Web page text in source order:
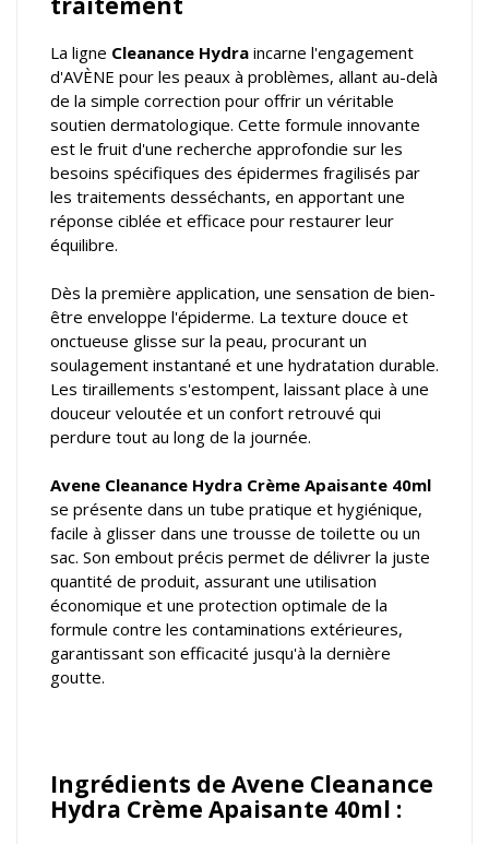
La ligne Cleanance Hydra incarne l'engagement
d'AVÈNE pour les peaux à problèmes, allant au-delà
de la simple correction pour offrir un véritable
soutien dermatologique. Cette formule innovante
est le fruit d'une recherche approfondie sur les
besoins spécifiques des épidermes fragilisés par
les traitements desséchants, en apportant une
réponse ciblée et efficace pour restaurer leur
équilibre.
Dès la première application, une sensation de bien-
être enveloppe l'épiderme. La texture douce et
onctueuse glisse sur la peau, procurant un
soulagement instantané et une hydratation durable.
Les tiraillements s'estompent, laissant place à une
douceur veloutée et un confort retrouvé qui
perdure tout au long de la journée.
Avene Cleanance Hydra Crème Apaisante 40ml
se présente dans un tube pratique et hygiénique,
facile à glisser dans une trousse de toilette ou un
sac. Son embout précis permet de délivrer la juste
quantité de produit, assurant une utilisation
économique et une protection optimale de la
formule contre les contaminations extérieures,
garantissant son efficacité jusqu'à la dernière
goutte.
Ingrédients de Avene Cleanance
Hydra Crème Apaisante 40ml :